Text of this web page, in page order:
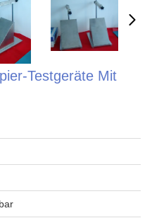
Testgeräte Mit